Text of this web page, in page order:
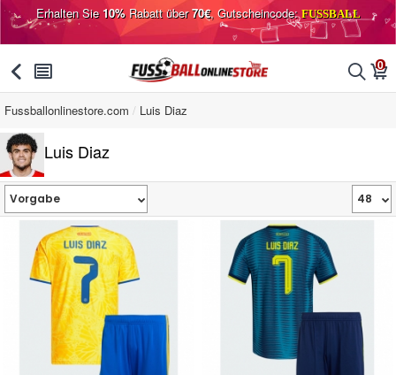
Erhalten Sie10%Rabatt über70€, Gutscheincode:FUSSBALL
󰅯 󰂩 󰂨 0
󰃦
Fussballonlinestore.com Luis Diaz
Luis Diaz